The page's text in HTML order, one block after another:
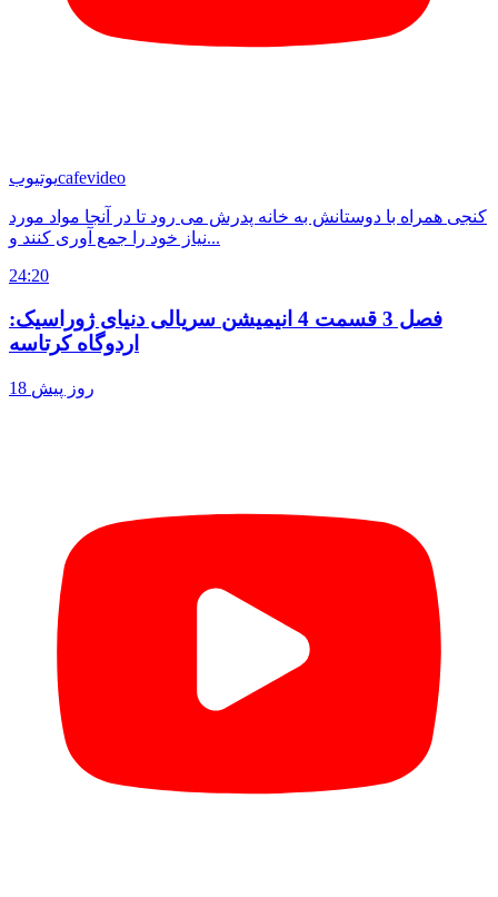
یوتیوبcafevideo
کنجی همراه با دوستانش به خانه پدرش می رود تا در آنجا مواد مورد
نیاز خود را جمع آوری کنند و...
24:20
فصل 3 قسمت 4 انیمیشن سریالی دنیای ژوراسیک:
اردوگاه کرتاسه
18 روز پیش